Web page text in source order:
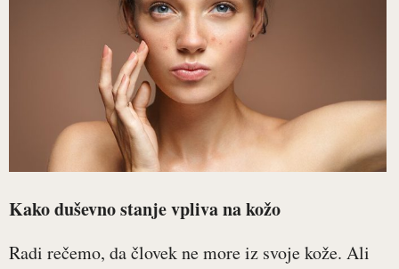
Kako duševno stanje vpliva na kožo
Radi rečemo, da človek ne more iz svoje kože. Ali